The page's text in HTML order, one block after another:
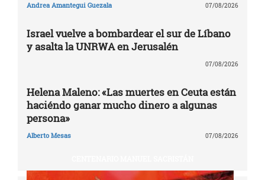
Andrea Amantegui Guezala 07/08/2026
Israel vuelve a bombardear el sur de Líbano
y asalta la UNRWA en Jerusalén
07/08/2026
Helena Maleno: «Las muertes en Ceuta están
haciéndo ganar mucho dinero a algunas
persona»
Alberto Mesas 07/08/2026